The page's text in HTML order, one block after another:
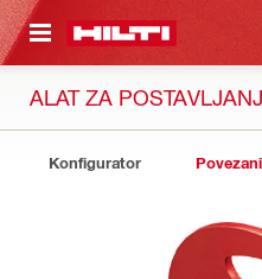
GLAVNI SADRŽAJ
ALAT ZA
Konfigurator